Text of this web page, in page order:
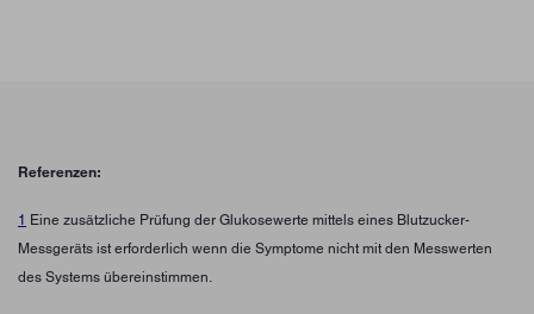
Referenzen:
1 Eine zusätzliche Prüfung der Glukosewerte mittels eines Blutzucker-
Messgeräts ist erforderlich wenn die Symptome nicht mit den Messwerten
des Systems übereinstimmen.